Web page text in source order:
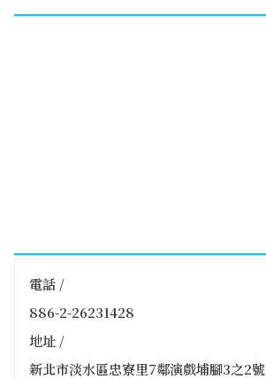
電話 /
886-2-26231428
地址 /
新北市淡水區忠寮里7鄰演戲埔腳3之2號